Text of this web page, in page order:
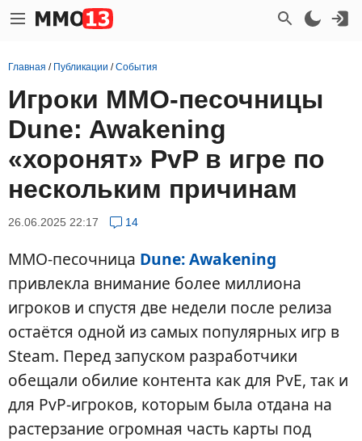
Главная / Публикации /События
Игроки MMO-песочницы
Dune: Awakening
«хоронят» PvP в игре по
нескольким причинам
26.06.2025 22:17 14
MMO-песочница Dune: Awakening
привлекла внимание более миллиона
игроков и спустя две недели после релиза
остаётся одной из самых популярных игр в
Steam. Перед запуском разработчики
обещали обилие контента как для PvE, так и
для PvP-игроков, которым была отдана на
растерзание огромная часть карты под